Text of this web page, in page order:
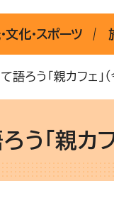
文化・スポーツ
語ろう「親カフェ」
う「親カ